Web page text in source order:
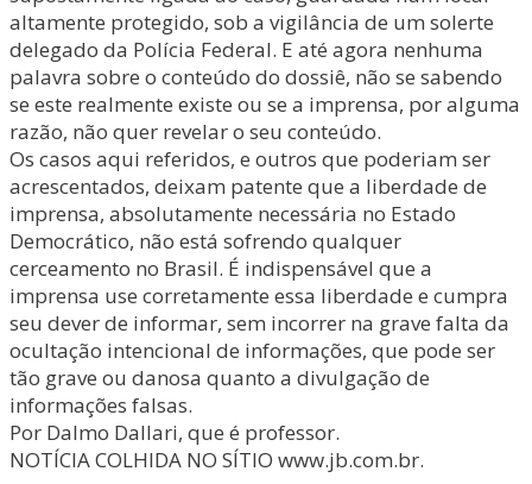
altamente protegido, sob a vigilância de um solerte
delegado da Polícia Federal. E até agora nenhuma
palavra sobre o conteúdo do dossiê, não se sabendo
se este realmente existe ou se a imprensa, por alguma
razão, não quer revelar o seu conteúdo.
Os casos aqui referidos, e outros que poderiam ser
acrescentados, deixam patente que a liberdade de
imprensa, absolutamente necessária no Estado
Democrático, não está sofrendo qualquer
cerceamento no Brasil. É indispensável que a
imprensa use corretamente essa liberdade e cumpra
seu dever de informar, sem incorrer na grave falta da
ocultação intencional de informações, que pode ser
tão grave ou danosa quanto a divulgação de
informações falsas.
Por Dalmo Dallari, que é professor.
NOTÍCIA COLHIDA NO SÍTIO www.jb.com.br.